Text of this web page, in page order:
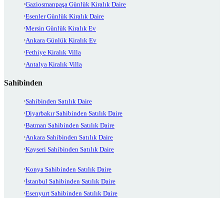
Gaziosmanpaşa Günlük Kiralık Daire
Esenler Günlük Kiralık Daire
Mersin Günlük Kiralık Ev
Ankara Günlük Kiralık Ev
Fethiye Kiralık Villa
Antalya Kiralık Villa
Sahibinden
Sahibinden Satılık Daire
Diyarbakır Sahibinden Satılık Daire
Batman Sahibinden Satılık Daire
Ankara Sahibinden Satılık Daire
Kayseri Sahibinden Satılık Daire
Konya Sahibinden Satılık Daire
İstanbul Sahibinden Satılık Daire
Esenyurt Sahibinden Satılık Daire